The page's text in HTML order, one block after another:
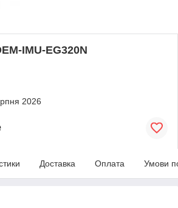
IMU-EG320N
2026
Доставка Оплата Умови